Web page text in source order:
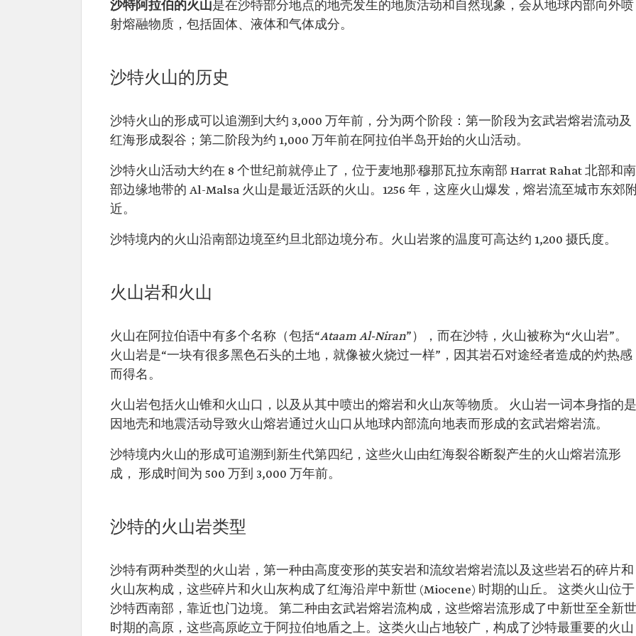
沙特阿拉伯的火山是在沙特部分地点的地壳发生的地质活动和自然现象，会从地球内部向外喷
射熔融物质，包括固体、液体和气体成分。
沙特火山的历史
沙特火山的形成可以追溯到大约 3,000 万年前，分为两个阶段：第一阶段为玄武岩熔岩流动及
红海形成裂谷；第二阶段为约 1,000 万年前在阿拉伯半岛开始的火山活动。
沙特火山活动大约在 8 个世纪前就停止了，位于麦地那·穆那瓦拉东南部 Harrat Rahat 北部和南
部边缘地带的 Al-Malsa 火山是最近活跃的火山。1256 年，这座火山爆发，熔岩流至城市东郊
近。
沙特境内的火山沿南部边境至约旦北部边境分布。火山岩浆的温度可高达约 1,200 摄氏度。
火山岩和火山
火山在阿拉伯语中有多个名称（包括“Ataam Al-Niran”），而在沙特，火山被称为“火山岩”。
火山岩是“一块有很多黑色石头的土地，就像被火烧过一样”，因其岩石对途经者造成的灼热感
而得名。
火山岩包括火山锥和火山口，以及从其中喷出的熔岩和火山灰等物质。 火山岩一词本身指的是
因地壳和地震活动导致火山熔岩通过火山口从地球内部流向地表而形成的玄武岩熔岩流。
沙特境内火山的形成可追溯到新生代第四纪，这些火山由红海裂谷断裂产生的火山熔岩流形
成， 形成时间为 500 万到 3,000 万年前。
沙特的火山岩类型
沙特有两种类型的火山岩，第一种由高度变形的英安岩和流纹岩熔岩流以及这些岩石的碎片和
火山灰构成，这些碎片和火山灰构成了红海沿岸中新世 (Miocene) 时期的山丘。 这类火山位于
沙特西南部，靠近也门边境。 第二种由玄武岩熔岩流构成，这些熔岩流形成了中新世至全新世
时期的高原，这些高原屹立于阿拉伯地盾之上。这类火山占地较广，构成了沙特最重要的火山